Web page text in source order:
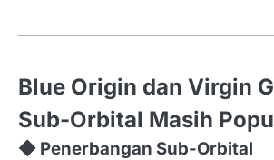
Blue Origin dan Virgin
Sub-Orbital Masih
◆ Penerbangan Sub-Orbital